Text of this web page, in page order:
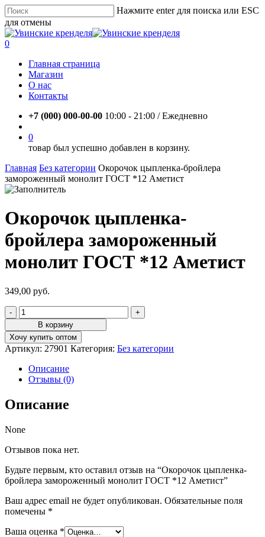
Skip
to
main
content
Нажмите enter для поиска или ESC
для отмены
Close
Search
account
0
Главная страница
Магазин
О нас
Контакты
+7 (000) 000-00-00 10:00 - 21:00 / Eжедневно
0
товар был успешно добавлен в корзину.
Главная Без категории Окорочок цыпленка-бройлера
замороженный монолит ГОСТ *12 Аметист
Окорочок цыпленка-
бройлера замороженный
монолит ГОСТ *12 Аметист
349,00 руб.
Количество
товара
Окорочок
цыпленка-
бройлера
замороженный
монолит
ГОСТ
Аметист
В корзину
Хочу купить оптом
Артикул: 27901 Категория: Без категории
Описание
Отзывы (0)
Описание
None
Отзывов пока нет.
Будьте первым, кто оставил отзыв на “Окорочок цыпленка-
бройлера замороженный монолит ГОСТ *12 Аметист”
Ваш адрес email не будет опубликован. Обязательные поля
помечены *
Ваша оценка *